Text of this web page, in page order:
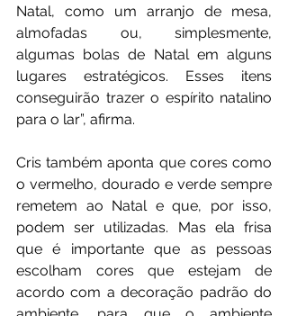
Natal, como um arranjo de mesa,
almofadas ou, simplesmente,
algumas bolas de Natal em alguns
lugares estratégicos. Esses itens
conseguirão trazer o espírito natalino
para o lar”, afirma.
Cris também aponta que cores como
o vermelho, dourado e verde sempre
remetem ao Natal e que, por isso,
podem ser utilizadas. Mas ela frisa
que é importante que as pessoas
escolham cores que estejam de
acordo com a decoração padrão do